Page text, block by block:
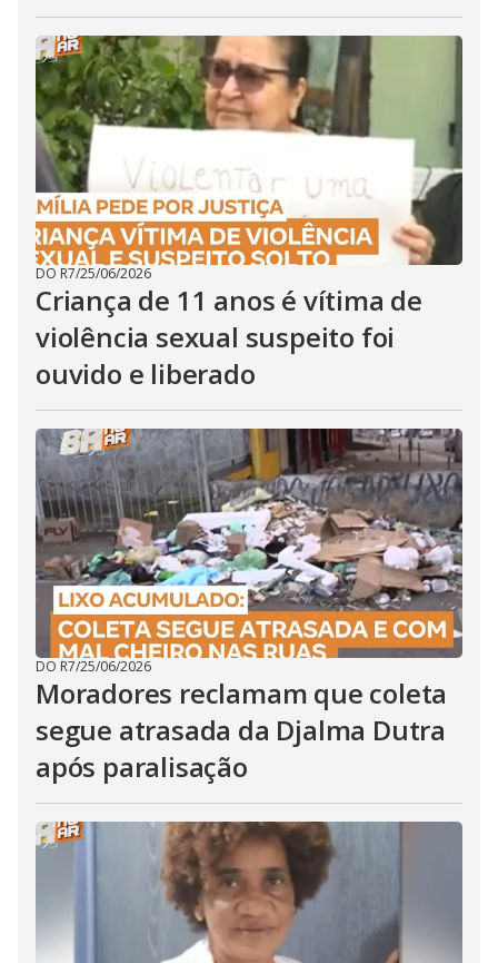
DO R7/25/06/2026
Criança de 11 anos é vítima de
violência sexual suspeito foi
ouvido e liberado
DO R7/25/06/2026
Moradores reclamam que coleta
segue atrasada da Djalma Dutra
após paralisação